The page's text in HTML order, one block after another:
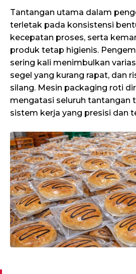
Tantangan utama dalam
terletak pada konsistensi
kecepatan proses, serta
produk tetap higienis.
sering kali menimbulkan
segel yang kurang rapat, dan
silang. Mesin packaging roti
mengatasi seluruh tantangan
sistem kerja yang presisi dan